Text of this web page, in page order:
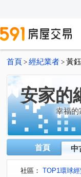
首頁 > 經紀業者 > 黃
安家的
幸福的
首頁 中
社區： TOP1環球